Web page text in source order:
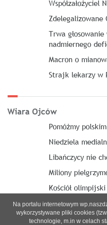
Współzałożyciel
Zdelegalizowane
Trwa
nadmiernego
Macron o
Strajk lekarzy w
Wiara Ojców
Pomóżmy
Niedziela
Libańczycy nie
Miliony
Kościół
Na portalu internetowym
wykorzystywane pliki cookies
technologie, m.in w celach